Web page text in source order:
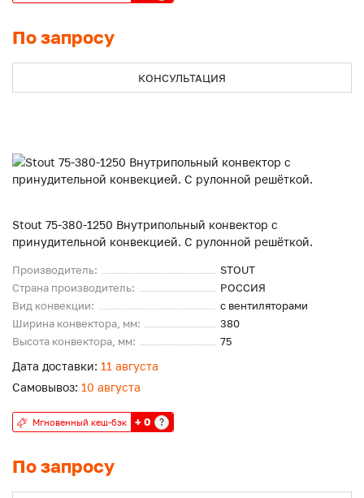
По запросу
КОНСУЛЬТАЦИЯ
Stout 75-380-1250 Внутрипольный конвектор с
принудительной конвекцией. С рулонной решёткой.
Производитель:
STOUT
Страна производитель:
РОССИЯ
Вид конвекции:
с вентиляторами
Ширина конвектора, мм:
380
Высота конвектора, мм:
75
По запросу
Дата доставки: 11 августа
Самовывоз: 10 августа
Мгновенный кеш-бэк + 0 ?